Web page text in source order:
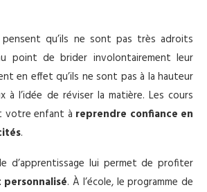
pensent qu’ils ne sont pas très adroits
point de brider involontairement leur
en effet qu’ils ne sont pas à la hauteur
à l’idée de réviser la matière. Les cours
votre enfant à reprendre confiance en
.
d’apprentissage lui permet de profiter
. À l’école, le programme de